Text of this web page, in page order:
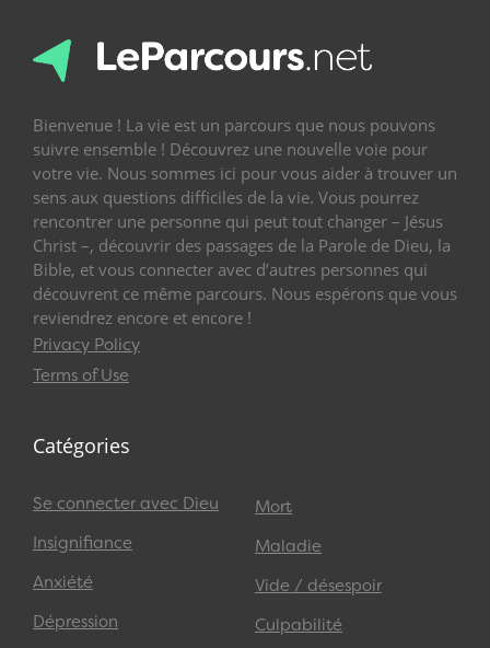
Bienvenue ! La vie est un parcours que nous pouvons
suivre ensemble ! Découvrez une nouvelle voie pour
votre vie. Nous sommes ici pour vous aider à trouver un
sens aux questions difficiles de la vie. Vous pourrez
rencontrer une personne qui peut tout changer – Jésus
Christ –, découvrir des passages de la Parole de Dieu, la
Bible, et vous connecter avec d’autres personnes qui
découvrent ce même parcours. Nous espérons que vous
reviendrez encore et encore !
Privacy Policy
Terms of Use
Catégories
Se connecter avec Dieu
Insignifiance
Anxiété
Dépression
Mort
Maladie
Vide / désespoir
Culpabilité